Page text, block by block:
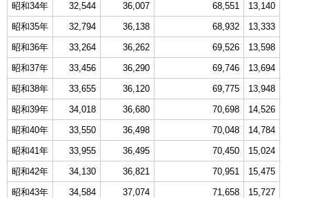
昭和34年
32,544 36,007 68,551
13,140
昭和35年
32,794 36,138 68,932
13,333
昭和36年
33,264 36,262 69,526
13,598
昭和37年
33,456 36,290 69,746
13,694
昭和38年
33,655 36,120 69,775
13,948
昭和39年
34,018 36,680 70,698
14,526
昭和40年
33,550 36,498 70,048
14,784
昭和41年
33,955 36,495 70,450
15,024
昭和42年
34,130 36,821 70,951
15,475
昭和43年
34,584 37,074 71,658
15,727